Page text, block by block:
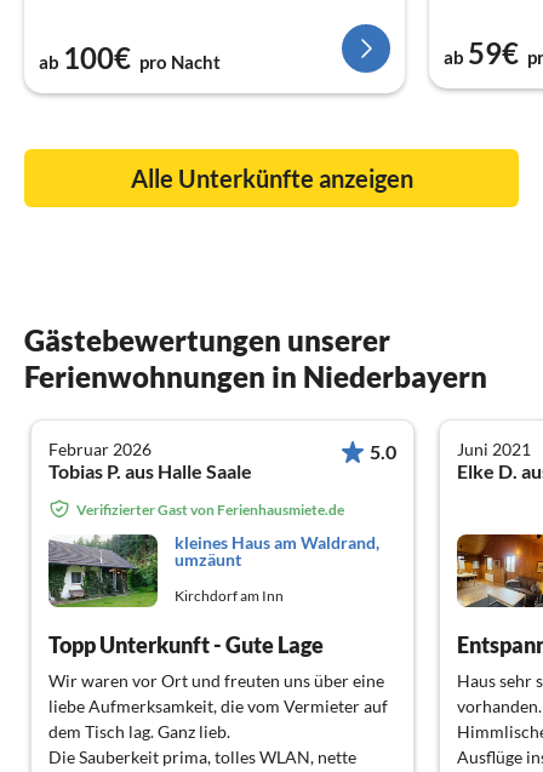
ab 100€ pro Nacht ab 59€
Alle Unterkünfte anzeigen
Gästebewertungen unserer
Ferienwohnungen in Niederbayern
Februar 2026
Tobias P. aus Halle Saale
5.0
Verifizierter Gast von Ferienhausmiete.de
kleines Haus am Waldrand,
umzäunt
Kirchdorf am Inn
Topp Unterkunft - Gute Lage
Wir waren vor Ort und freuten uns über eine
liebe Aufmerksamkeit, die vom Vermieter auf
dem Tisch lag. Ganz lieb.
Die Sauberkeit prima, tolles WLAN, nette
Juni 2021
Elke D.
Haus sehr
vorhanden.
Ausflüge